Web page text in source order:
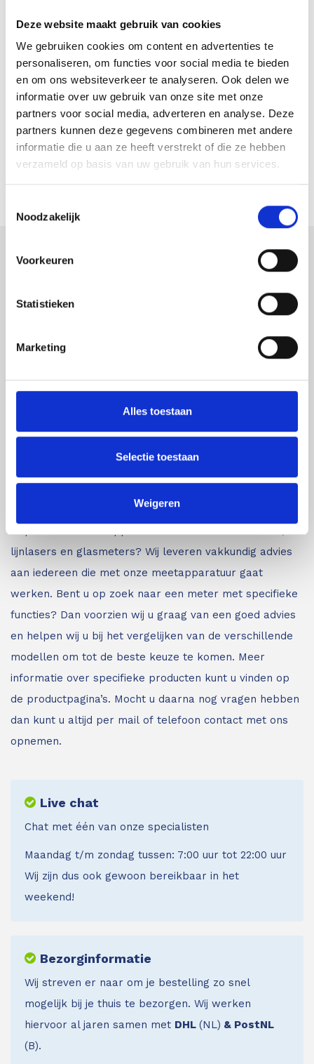
Deze website maakt gebruik van cookies
We gebruiken cookies om content en advertenties te
personaliseren, om functies voor social media te bieden
en om ons websiteverkeer te analyseren. Ook delen we
informatie over uw gebruik van onze site met onze
partners voor social media, adverteren en analyse. Deze
partners kunnen deze gegevens combineren met andere
informatie die u aan ze heeft verstrekt of die ze hebben
verzameld op basis van uw gebruik van hun services.
Noodzakelijk
Voorkeuren
Statistieken
Marketing
Alles toestaan
Selectie toestaan
Weigeren
Reviews
Er zijn nog geen reviews geschreven over dit product.
SCHRIJF EEN REVIEW
Astek
inspectieapparatuur
Astek is uw expert op het gebied van laser
meetapparatuur waarbij kwaliteit en nauwkeurigheid
van de producten voorop staan.
van de beste kwaliteit bent u bij ons aan het juiste
Bent u minder bekend met de verschillende
lijnlasers en glasmeters? Wij leveren vakkundig advies
aan iedereen die met onze meetapparatuur gaat
werken. Bent u op zoek naar een meter met specifieke
functies? Dan voorzien wij u graag van een goed advies
en helpen wij u bij het vergelijken van de verschillende
modellen om tot de beste keuze te komen. Meer
informatie over specifieke producten kunt u vinden op
de productpagina’s. Mocht u daarna nog vragen hebben
dan kunt u altijd per mail of telefoon contact met ons
opnemen.
Live chat
Chat met één van onze specialisten
Maandag t/m zondag tussen: 7:00 uur tot 22:00 uur
Wij zijn dus ook gewoon bereikbaar in het
weekend!
Bezorginformatie
Wij streven er naar om je bestelling zo snel
mogelijk bij je thuis te bezorgen. Wij werken
hiervoor al jaren samen met DHL (NL) & PostNL
(B).